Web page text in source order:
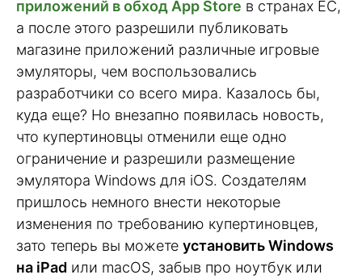
приложений в обход App Store в странах ЕС,
а после этого разрешили публиковать
магазине приложений различные игровые
эмуляторы, чем воспользовались
разработчики со всего мира. Казалось бы,
куда еще? Но внезапно появилась новость,
что купертиновцы отменили еще одно
ограничение и разрешили размещение
эмулятора Windows для iOS. Создателям
пришлось немного внести некоторые
изменения по требованию купертиновцев,
зато теперь вы можете установить Windows
на iPad или macOS, забыв про ноутбук или